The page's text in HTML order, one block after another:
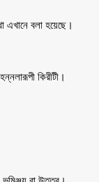
এখানে বলা হয়েছে।
কিরীটী।